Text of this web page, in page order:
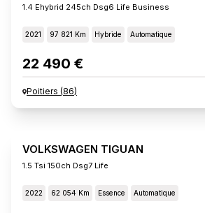
1.4 Ehybrid 245ch Dsg6 Life Business
2021 97 821 Km Hybride Automatique
22 490 €
Poitiers (86)
VOLKSWAGEN TIGUAN
1.5 Tsi 150ch Dsg7 Life
2022 62 054 Km Essence Automatique